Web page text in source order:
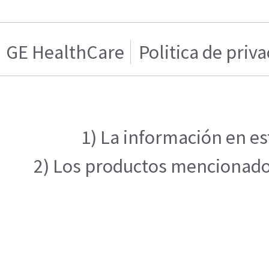
GE HealthCare Politica de
1) La información en
2) Los productos